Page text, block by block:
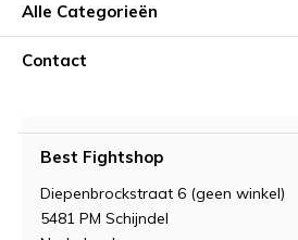
Alle Categorieën
Contact
Best Fightshop
Diepenbrockstraat 6 (geen winkel)
5481 PM Schijndel